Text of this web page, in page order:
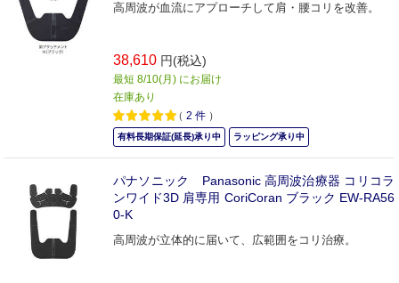
高周波が血流にアプローチして肩・腰コリを改善。
38,610 円(税込)
最短 8/10(月) にお届け
在庫あり
（ 2 件 ）
有料長期保証(延長)承り中 ラッピング承り中
パナソニック Panasonic 高周波治療器 コリコラ
ンワイド3D 肩専用 CoriCoran ブラック EW-RA56
0-K
高周波が立体的に届いて、広範囲をコリ治療。